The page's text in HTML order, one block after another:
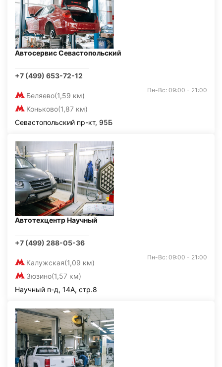
Автосервис Севастопольский
+7 (499) 653-72-12
Беляево(1,59 км)
Коньково(1,87 км)
Пн-Вс: 09:00 - 21:00
Севастопольский пр-кт, 95Б
Автотехцентр Научный
+7 (499) 288-05-36
Калужская(1,09 км)
Зюзино(1,57 км)
Пн-Вс: 09:00 - 21:00
Научный п-д, 14А, стр.8